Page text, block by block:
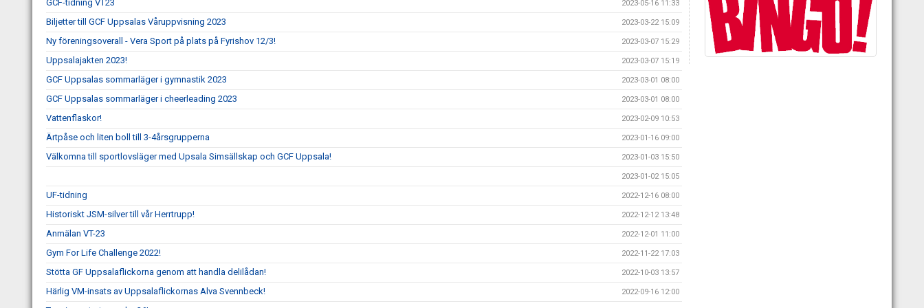
GCF-tidning VT23 2023-05-16 11:33
Biljetter till GCF Uppsalas Våruppvisning 2023 2023-03-22 15:09
Ny föreningsoverall - Vera Sport på plats på Fyrishov 12/3! 2023-03-07 15:29
Uppsalajakten 2023! 2023-03-07 15:19
GCF Uppsalas sommarläger i gymnastik 2023 2023-03-01 08:00
GCF Uppsalas sommarläger i cheerleading 2023 2023-03-01 08:00
Vattenflaskor! 2023-02-09 10:53
Ärtpåse och liten boll till 3-4årsgrupperna 2023-01-16 09:00
Välkomna till sportlovsläger med Upsala Simsällskap och GCF Uppsala! 2023-01-03 15:50
2023-01-02 15:05
UF-tidning 2022-12-16 08:00
Historiskt JSM-silver till vår Herrtrupp! 2022-12-12 13:48
Anmälan VT-23 2022-12-01 11:00
Gym For Life Challenge 2022! 2022-11-22 17:03
Stötta GF Uppsalaflickorna genom att handla delilådan! 2022-10-03 13:57
Härlig VM-insats av Uppsalaflickornas Alva Svennbeck! 2022-09-16 12:00